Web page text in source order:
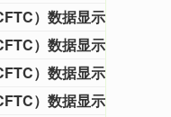
美国商品期货交易委员会（CFTC）数据显示，截至8月4日当周，股票基金经理将芝商所（CME）标普500净多头头寸削减2008手，至937107手。
美国商品期货交易委员会（CFTC）数据显示，截至8月4日当周，纽约商品交易所（NYMEX）、洲际交易所（ICE）四大主要天然气市场中，投机者将净空头头寸增加28093手，至89090手。
美国商品期货交易委员会（CFTC）数据显示，截至8月4日当周，石油投机客将西德克萨斯中质原油（WTI）的净多头头寸减少4683手，至101824手。
美国商品期货交易委员会（CFTC）数据显示：截至8月4日当周，纽约商品交易所（COMEX）白银投机客将净多头头寸增加2679手，至11067手。